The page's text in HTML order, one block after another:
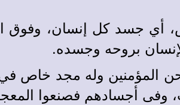
أي جسد كل إنسان، وفوق
بروحه وجسده.
المؤمنين وله مجد خاص
أجسادهم فصنعوا